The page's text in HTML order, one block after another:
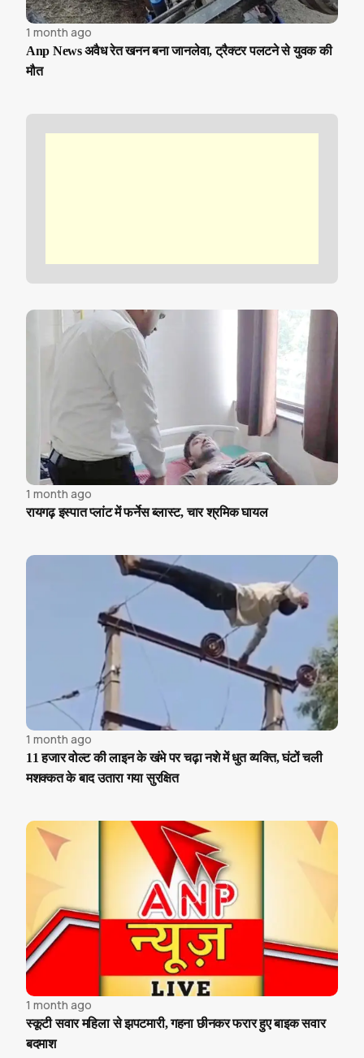
1 month ago
Anp News अवैध रेत खनन बना जानलेवा, ट्रैक्टर पलटने से युवक की
मौत
1 month ago
रायगढ़ इस्पात प्लांट में फर्नेस ब्लास्ट, चार श्रमिक घायल
1 month ago
11 हजार वोल्ट की लाइन के खंभे पर चढ़ा नशे में धुत व्यक्ति, घंटों चली
मशक्कत के बाद उतारा गया सुरक्षित
1 month ago
स्कूटी सवार महिला से झपटमारी, गहना छीनकर फरार हुए बाइक सवार
बदमाश